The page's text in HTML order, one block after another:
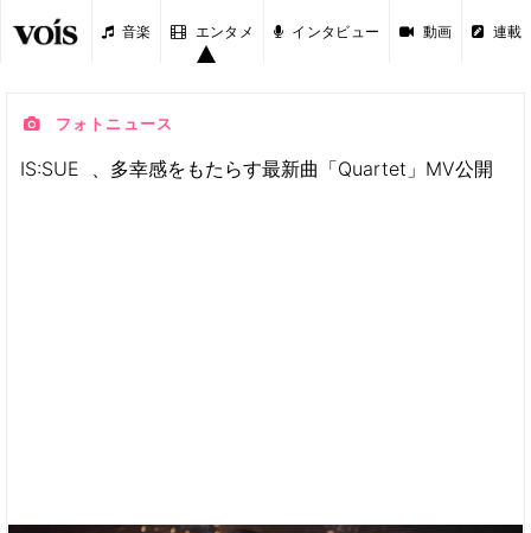
音楽 エンタメ インタビュー 動画 連載
フォトニュース
IS:SUE 、多幸感をもたらす最新曲「Quartet」MV公開